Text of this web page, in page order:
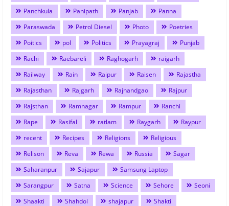
Panchkula
Panipath Panjab
Panna
Paraswada
Petrol Diesel Photo
Poetries
Poitics
pol Politics Prayagraj
Punjab
Rachi
Raebareli Raghogarh
raigarh
Railway
Rain Raipur Raisen
Rajastha
Rajasthan
Rajgarh Rajnandgao
Rajpur
Rajsthan
Ramnagar Rampur
Ranchi
Rape
Rasifal ratlam Raygarh
Raypur
recent
Recipes Religions
Religious
Relison
Reva Rewa Russia
Sagar
Saharanpur
Sajapur
Samsung Laptop
Sarangpur
Satna Science Sehore
Seoni
Shaakti
Shahdol shajapur
Shakti